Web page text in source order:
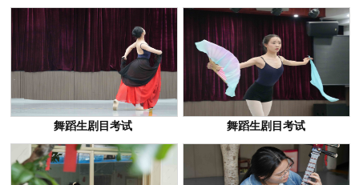
舞蹈生剧目考试 舞蹈生剧目考试